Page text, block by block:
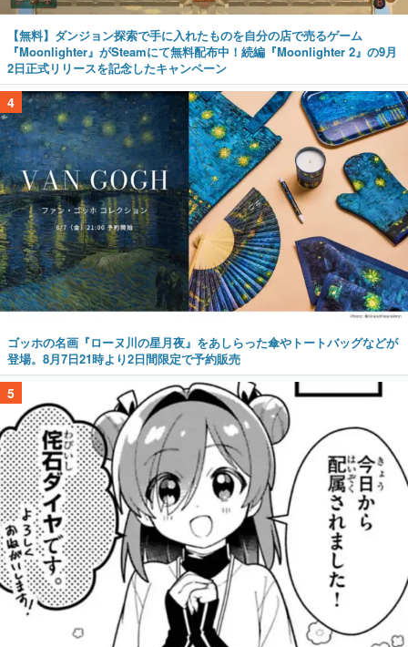
【無料】ダンジョン探索で手に入れたものを自分の店で売るゲーム
『Moonlighter』がSteamにて無料配布中！続編『Moonlighter 2』の9月
2日正式リリースを記念したキャンペーン
4
ゴッホの名画『ローヌ川の星月夜』をあしらった傘やトートバッグなどが
登場。8月7日21時より2日間限定で予約販売
5